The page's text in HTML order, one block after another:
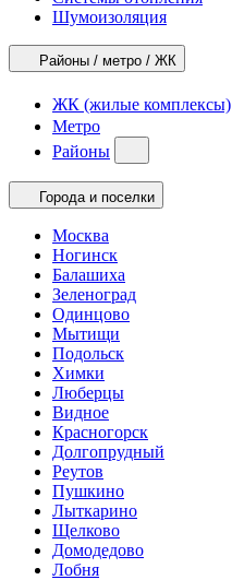
Шумоизоляция
Районы / метро / ЖК
ЖК (жилые комплексы)
Метро
Районы
Города и поселки
Москва
Ногинск
Балашиха
Зеленоград
Одинцово
Мытищи
Подольск
Химки
Люберцы
Видное
Красногорск
Долгопрудный
Реутов
Пушкино
Лыткарино
Щелково
Домодедово
Лобня